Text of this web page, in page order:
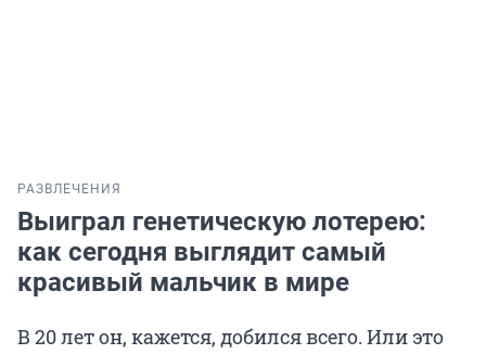
РАЗВЛЕЧЕНИЯ
Выиграл генетическую лотерею:
как сегодня выглядит самый
красивый мальчик в мире
В 20 лет он, кажется, добился всего. Или это